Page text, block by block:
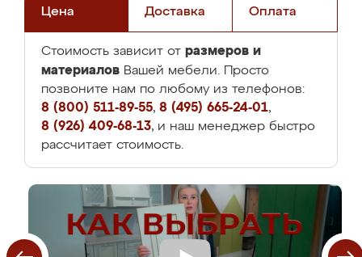
Цена Доставка Оплата
Стоимость зависит от размеров и
материалов Вашей мебели. Просто
позвоните нам по любому из телефонов:
8 (800) 511-89-55, 8 (495) 665-24-01,
8 (926) 409-68-13, и наш менеджер быстро
рассчитает стоимость.